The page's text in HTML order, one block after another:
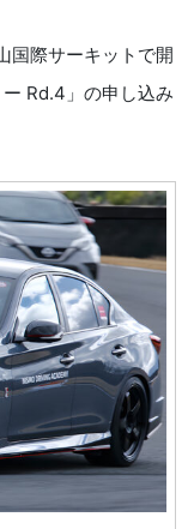
国際サーキットで開
Rd.4」の申し込み